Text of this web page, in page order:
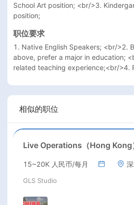
School Art position; <br/>3.
position;
职位要求
1. Native English Speakers; <br/>2.
above, prefer a major in education;
related teaching experience;<br/>4.
相似的职位
Live Operations（Hong Kong
15~20K 人民币/每月
GLS Studio